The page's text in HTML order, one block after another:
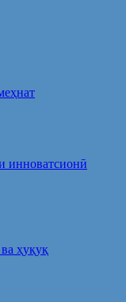
инноватсионӣ
ҳуқуқ